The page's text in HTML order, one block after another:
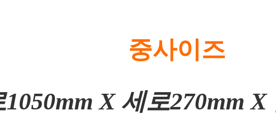
중사이즈
X 세로270mm X